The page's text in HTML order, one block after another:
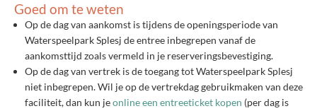
Goed om te weten
Op de dag van aankomst is tijdens de openingsperiode van
Waterspeelpark Splesj de entree inbegrepen vanaf de
aankomsttijd zoals vermeld in je reserveringsbevestiging.
Op de dag van vertrek is de toegang tot Waterspeelpark Splesj
niet inbegrepen. Wil je op de vertrekdag gebruikmaken van deze
faciliteit, dan kun jeonline een entreeticket kopen (per dag is